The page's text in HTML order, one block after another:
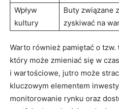
Wpływ
kultury
Buty związane
zyskiwać na
Warto również pamiętać o tzw.
który może zmieniać się w
i wartościowe, jutro może
kluczowym elementem
monitorowanie rynku oraz